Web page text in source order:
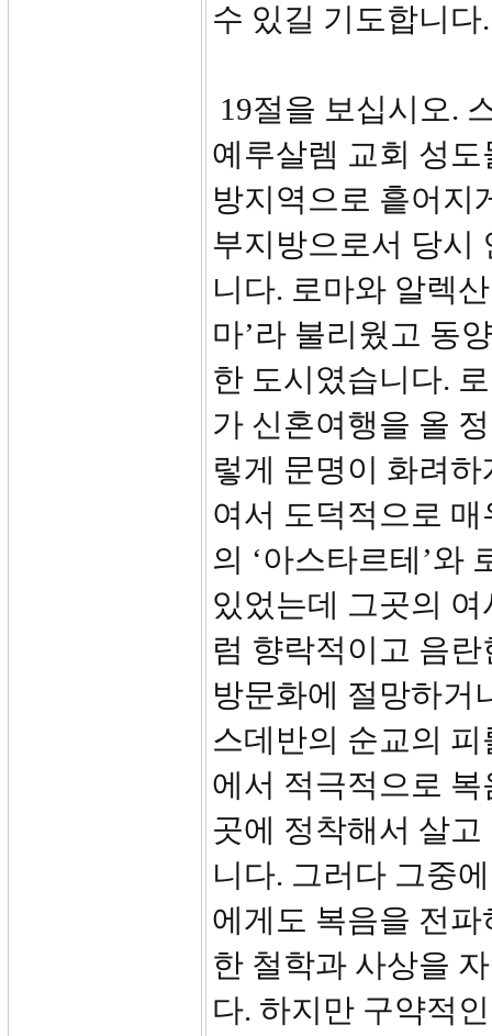
수 있길 기도합니다.
19절을 보십시오.
예루살렘 교회 성
방지역으로 흩어지
부지방으로서 당시
니다. 로마와 알렉
마’라 불리웠고 동
한 도시였습니다.
가 신혼여행을 올
렇게 문명이 화려
여서 도덕적으로
의 ‘아스타르테’와
있었는데 그곳의
럼 향락적이고 음
방문화에 절망하거
스데반의 순교의
에서 적극적으로
곳에 정착해서 살
니다. 그러다 그중
에게도 복음을 전
한 철학과 사상을
다. 하지만 구약적